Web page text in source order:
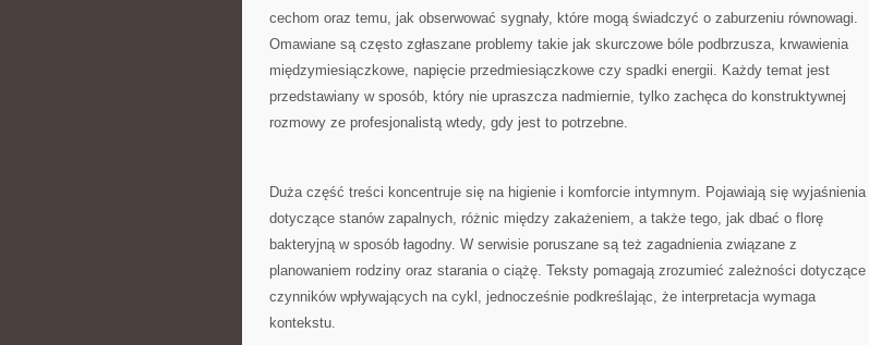
cechom oraz temu, jak obserwować sygnały, które mogą świadczyć o zaburzeniu równowagi.
Omawiane są często zgłaszane problemy takie jak skurczowe bóle podbrzusza, krwawienia
międzymiesiączkowe, napięcie przedmiesiączkowe czy spadki energii. Każdy temat jest
przedstawiany w sposób, który nie upraszcza nadmiernie, tylko zachęca do konstruktywnej
rozmowy ze profesjonalistą wtedy, gdy jest to potrzebne.
Duża część treści koncentruje się na higienie i komforcie intymnym. Pojawiają się wyjaśnienia
dotyczące stanów zapalnych, różnic między zakażeniem, a także tego, jak dbać o florę
bakteryjną w sposób łagodny. W serwisie poruszane są też zagadnienia związane z
planowaniem rodziny oraz starania o ciążę. Teksty pomagają zrozumieć zależności dotyczące
czynników wpływających na cykl, jednocześnie podkreślając, że interpretacja wymaga
kontekstu.